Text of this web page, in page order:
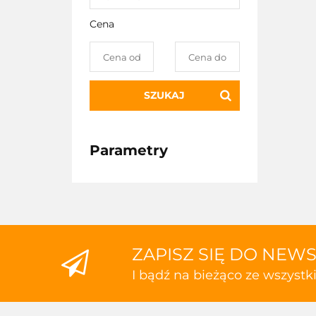
Cena
SZUKAJ
Parametry
ZAPISZ SIĘ DO
I bądź na bieżąco ze